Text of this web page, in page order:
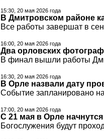
15:30, 20 мая 2026 года
В Дмитровском районе
Все работы завершат в
16:00, 20 мая 2026 года
Два орловских
В финал вышли работы
16:30, 20 мая 2026 года
В Орле назвали дату
Событие запланировано
17:00, 20 мая 2026 года
С 21 мая в Орле
Богослужения будут